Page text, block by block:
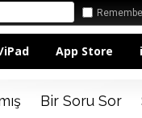
iPad App Store
Bir Soru Sor